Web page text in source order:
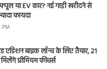
या EV कार? नई गाड़ी खरीदने से
फायदा
PM
एडिशन बाइक लॉन्च के लिए तैयार, 21
प्रीमियम फीचर्स